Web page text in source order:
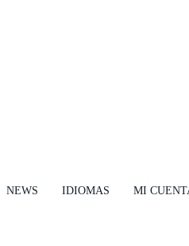
NEWS IDIOMAS MI